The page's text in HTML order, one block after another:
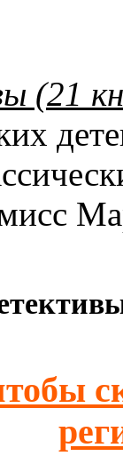
(21